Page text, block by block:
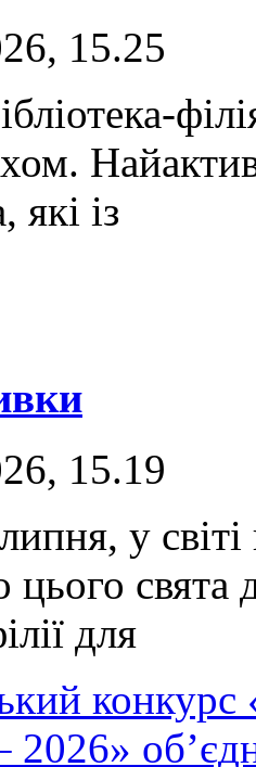
15.25
які із
15.19
у світі
свята
для